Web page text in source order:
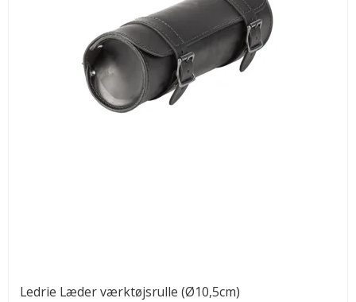
Ledrie Læder værktøjsrulle (Ø10,5cm)